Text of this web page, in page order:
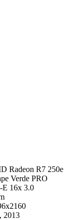
Radeon R7 250e
Verde PRO
E 16x 3.0
2013